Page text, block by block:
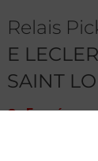
Relais
E
SAINT
Fermé-